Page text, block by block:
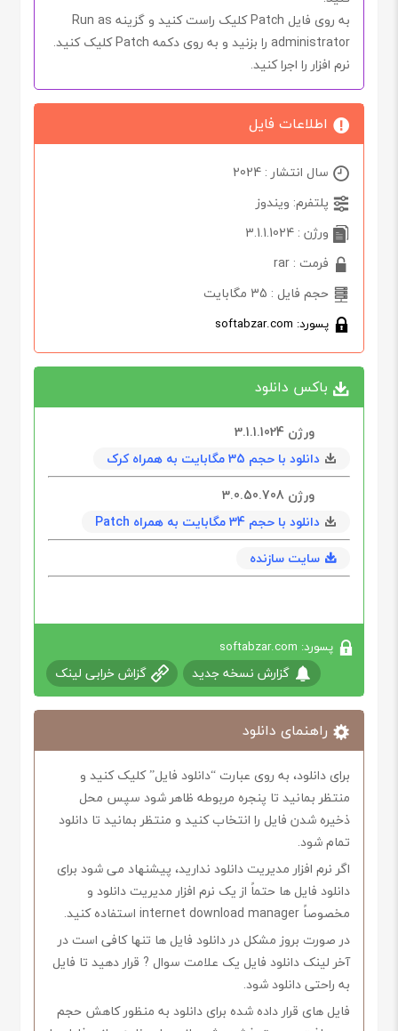
به روی فایل Patchکلیک راست کنید و گزینه Run as
administrator را بزنید و به روی دکمه Patchکلیک کنید.
نرم افزار را اجرا کنید.
اطلاعات فایل
سال انتشار : 2024
پلتفرم: ویندوز
ورژن : 3.1.1.1024
فرمت : rar
حجم فایل : 35 مگابایت
پسورد: softabzar.com
باکس دانلود
ورژن 3.1.1.1024
دانلود با حجم 35 مگابايت به همراه کرک
ورژن 3.0.50.708
دانلود با حجم 34 مگابايت به همراه Patch
سایت سازنده
پسورد: softabzar.com
گزارش نسخه جدید گزاش خرابی لینک
راهنمای دانلود
برای دانلود، به روی عبارت “دانلود فایل” کلیک کنید و
منتظر بمانید تا پنجره مربوطه ظاهر شود سپس محل
ذخیره شدن فایل را انتخاب کنید و منتظر بمانید تا دانلود
تمام شود.
اگر نرم افزار مدیریت دانلود ندارید، پیشنهاد می شود برای
دانلود فایل ها حتماً از یک نرم افزار مدیریت دانلود و
مخصوصاً internet download manager استفاده کنید.
در صورت بروز مشکل در دانلود فایل ها تنها کافی است در
آخر لینک دانلود فایل یک علامت سوال ? قرار دهید تا فایل
به راحتی دانلود شود.
فایل های قرار داده شده برای دانلود به منظور کاهش حجم